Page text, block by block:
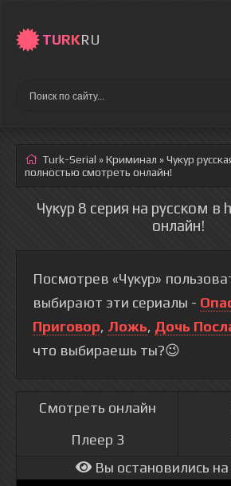
TURKRU
Turk-Serial »Криминал » Чукур
полностью смотреть онлайн!
Чукур 8 серия на русском в
онлайн!
Посмотрев «Чукур»
выбирают эти сериалы -
Приговор, Ложь, Дочь
что выбираешь ты?😉
Смотреть онлайн
Плеер 3
Вы остановились на